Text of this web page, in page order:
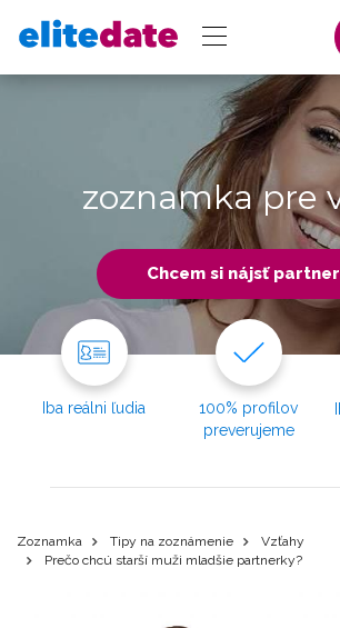
zoznamka pre
Chcem si nájsť
Iba reálni ľudia
100% profilov
preverujeme
Zoznamka Tipy na zoznámenie
Vzťahy
Prečo chcú starší muži mladšie partnerky?